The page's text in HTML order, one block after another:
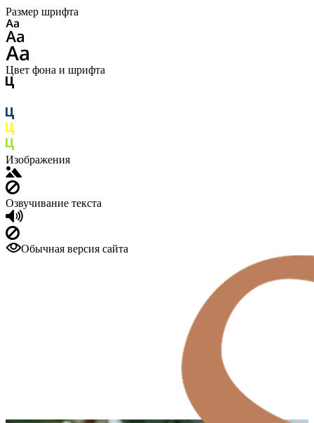
Размер шрифта
Цвет фона и шрифта
Изображения
Озвучивание текста
Обычная версия сайта